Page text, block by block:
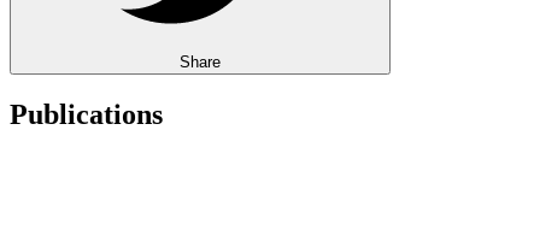
Share
Publications